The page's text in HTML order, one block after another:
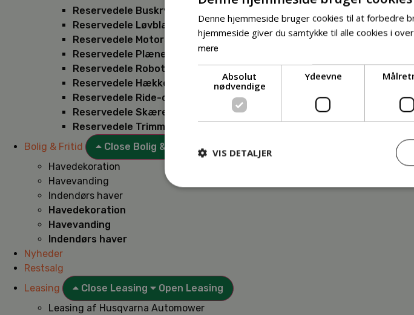
Reservedele Buskryddere
Reservedele Løvblæsere
Reservedele Motorsave
Reservedele Plæneklippere
Reservedele Robotplæneklippere
Reservedele Hækkeklippere
Reservedele Ride-on
Reservedele Skæremaskiner
Reservedele Trimmere
Bolig & Fritid
Close Bolig & Fritid
Havedekoration
Havevanding
Indendørs haver
Havedekoration
Havevanding
Indendørs haver
Nyheder
Restsalg
Leasing
Close Leasing
Open Leasing
Leasing af Husqvarna Automower
Denne hjemmeside bruger cookies til at forbedre
hjemmeside giver du samtykke til alle cookies i
mere
Absolut
nødvendige
Ydeevne
VIS DETALJER